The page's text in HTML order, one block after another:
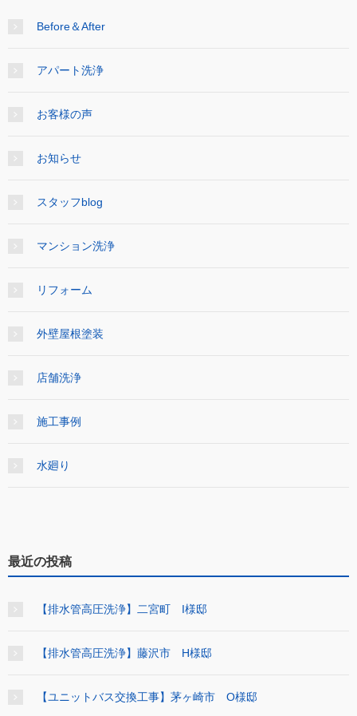
Before＆After
アパート洗浄
お客様の声
お知らせ
スタッフblog
マンション洗浄
リフォーム
外壁屋根塗装
店舗洗浄
施工事例
水廻り
最近の投稿
【排水管高圧洗浄】二宮町 I様邸
【排水管高圧洗浄】藤沢市 H様邸
【ユニットバス交換工事】茅ヶ崎市 O様邸